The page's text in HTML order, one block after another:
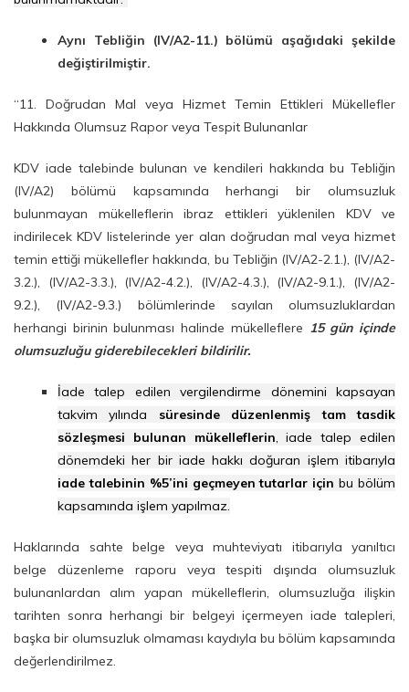
Aynı Tebliğin (IV/A2-11.) bölümü aşağıdaki şekilde
değiştirilmiştir.
“11. Doğrudan Mal veya Hizmet Temin Ettikleri Mükellefler
Hakkında Olumsuz Rapor veya Tespit Bulunanlar
KDV iade talebinde bulunan ve kendileri hakkında bu Tebliğin
(IV/A2) bölümü kapsamında herhangi bir olumsuzluk
bulunmayan mükelleflerin ibraz ettikleri yüklenilen KDV ve
indirilecek KDV listelerinde yer alan doğrudan mal veya hizmet
temin ettiği mükellefler hakkında, bu Tebliğin (IV/A2-2.1.), (IV/A2-
3.2.), (IV/A2-3.3.), (IV/A2-4.2.), (IV/A2-4.3.), (IV/A2-9.1.), (IV/A2-
9.2.), (IV/A2-9.3.) bölümlerinde sayılan olumsuzluklardan
herhangi birinin bulunması halinde mükelleflere 15 gün içinde
olumsuzluğu giderebilecekleri bildirilir.
İade talep edilen vergilendirme dönemini kapsayan
takvim yılında süresinde düzenlenmiş tam tasdik
sözleşmesi bulunan mükelleflerin, iade talep edilen
dönemdeki her bir iade hakkı doğuran işlem itibarıyla
iade talebinin %5’ini geçmeyen tutarlar için bu bölüm
kapsamında işlem yapılmaz.
Haklarında sahte belge veya muhteviyatı itibarıyla yanıltıcı
belge düzenleme raporu veya tespiti dışında olumsuzluk
bulunanlardan alım yapan mükelleflerin, olumsuzluğa ilişkin
tarihten sonra herhangi bir belgeyi içermeyen iade talepleri,
başka bir olumsuzluk olmaması kaydıyla bu bölüm kapsamında
değerlendirilmez.